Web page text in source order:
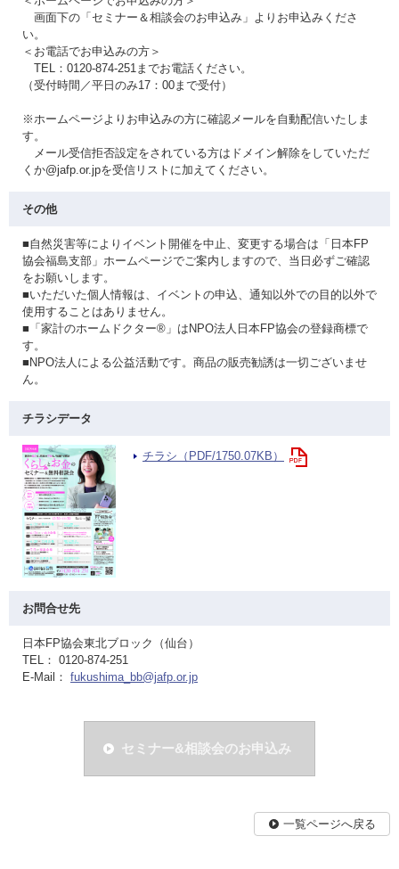
画面下の「セミナー＆相談会のお申込み」よりお申込みくださ
い。
＜お電話でお申込みの方＞
TEL：0120-874-251までお電話ください。
（受付時間／平日のみ17：00まで受付）
※ホームページよりお申込みの方に確認メールを自動配信いたしま
す。
メール受信拒否設定をされている方はドメイン解除をしていただ
くか@jafp.or.jpを受信リストに加えてください。
その他
■自然災害等によりイベント開催を中止、変更する場合は「日本FP
協会福島支部」ホームページでご案内しますので、当日必ずご確認
をお願いします。
■いただいた個人情報は、イベントの申込、通知以外での目的以外で
使用することはありません。
■「家計のホームドクター®」はNPO法人日本FP協会の登録商標で
す。
■NPO法人による公益活動です。商品の販売勧誘は一切ございませ
ん。
チラシデータ
チラシ（PDF/1750.07KB）
お問合せ先
日本FP協会東北ブロック（仙台）
TEL： 0120-874-251
E-Mail： fukushima_bb@jafp.or.jp
セミナー&相談会のお申込み
一覧ページへ戻る